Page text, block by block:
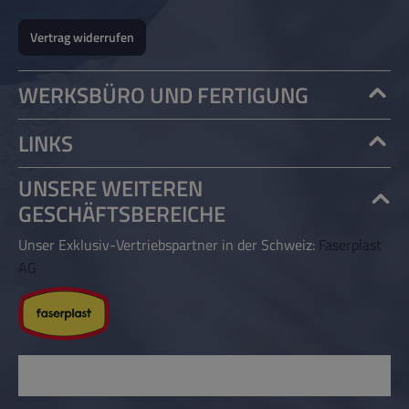
Vertrag widerrufen
WERKSBÜRO UND FERTIGUNG
LINKS
UNSERE WEITEREN
GESCHÄFTSBEREICHE
Unser Exklusiv-Vertriebspartner in der Schweiz: Faserplast
AG